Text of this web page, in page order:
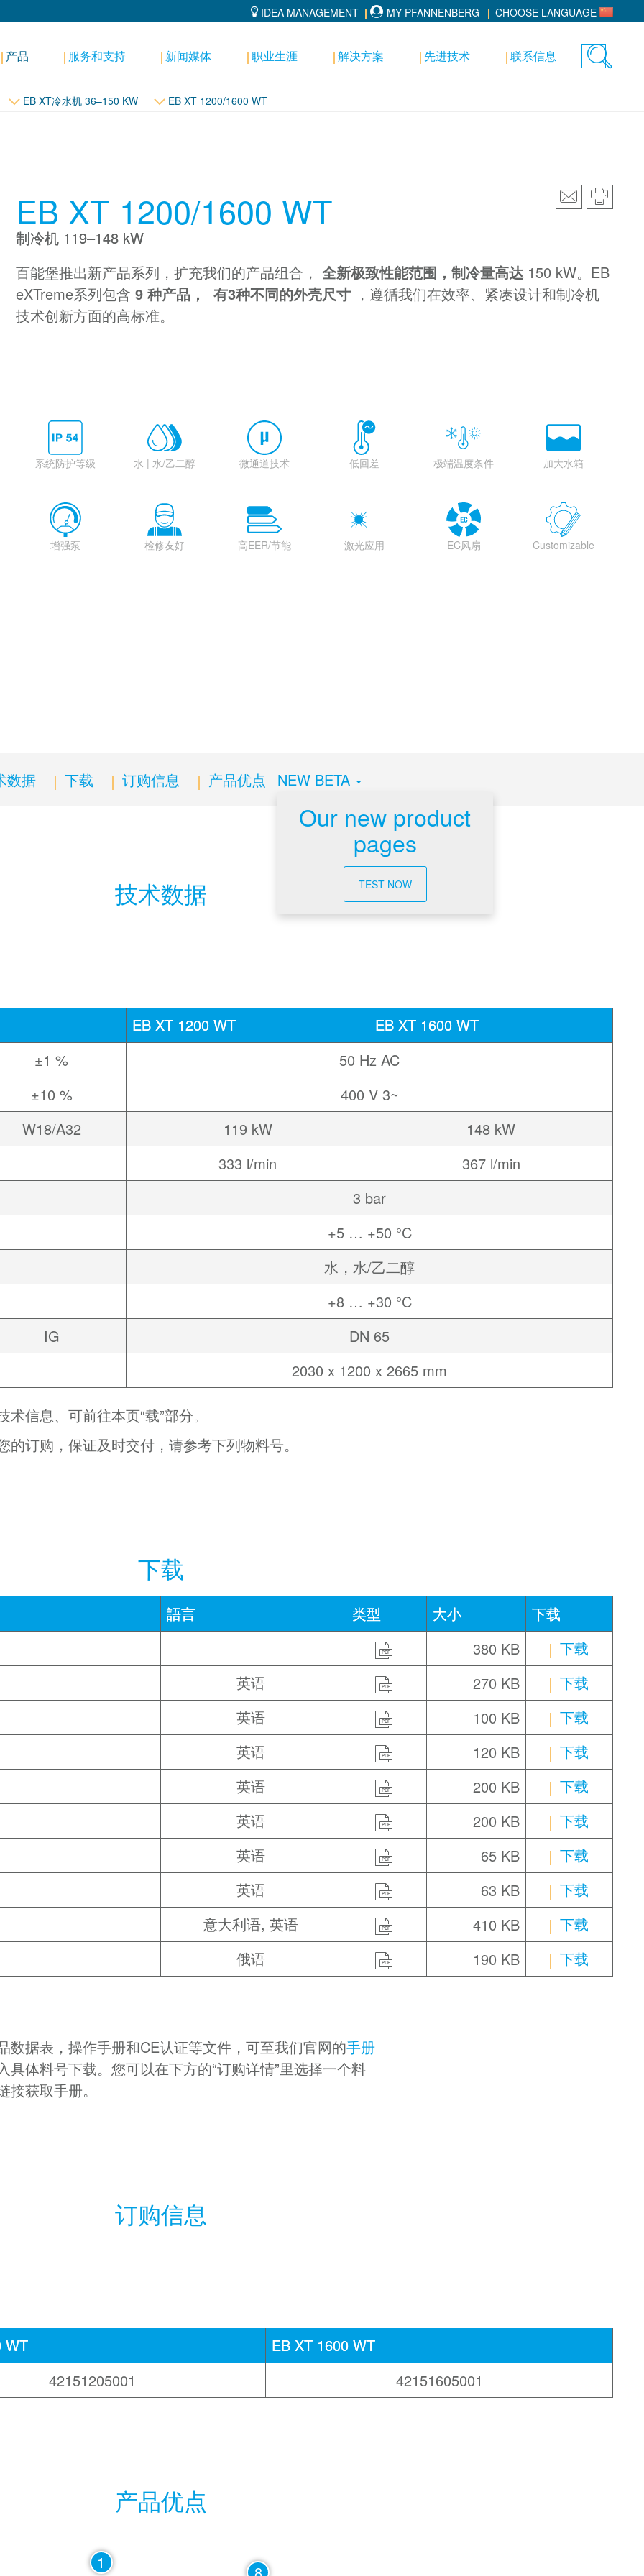
IDEA MANAGEMENT MY PFANNENBERG CHOOSE LANGUAGE
Toggle
产品 服务和支持 新闻媒体 职业生涯 解决方案 先进技术 联系信息
EB XT冷水机 36–150 KW EB XT 1200/1600 WT
EB XT 1200/1600 WT
制冷机 119–148 kW
百能堡推出新产品系列，扩充我们的产品组合， 全新极致性能范围，制冷量高达150 kW。EB
eXTreme系列包含 9 种产品， 有3种不同的外壳尺寸，遵循我们在效率、紧凑设计和制冷机
技术创新方面的高标准。
系统防护等级 水 | 水/乙二醇 微通道技术 低回差 极端温度条件 加大水箱
增强泵 检修友好 高EER/节能 激光应用 EC风扇 Customizable
数据 下载 订购信息 产品优点 NEW BETA
Our new product
pages
TEST NOW
技术数据
EB XT 1200 WT
EB XT 1600 WT
±1 %
50 Hz AC
±10 %
400 V 3~
W18/A32
119 kW
148 kW
333 l/min
367 l/min
3 bar
+5 … +50 °C
水，水/乙二醇
+8 … +30 °C
IG
DN 65
2030 x 1200 x 2665 mm
术信息、可前往本页“载”部分。
的订购，保证及时交付，请参考下列物料号。
下载
語言 类型 大小 下载
PDF 380 KB
下载
英语
PDF 270 KB
下载
英语
PDF 100 KB
下载
英语
PDF 120 KB
下载
英语
PDF 200 KB
下载
英语
PDF 200 KB
下载
英语
PDF 65 KB
下载
英语
PDF 63 KB
下载
意大利语 英语 PDF 410 KB
下载
俄语
PDF 190 KB 下载
数据表，操作手册和CE认证等文件，可至我们官网的手册
具体料号下载。您可以在下方的“订购详情”里选择一个料
接获取手册。
订购信息
WT
EB XT 1600 WT
42151205001
42151605001
产品优点
1